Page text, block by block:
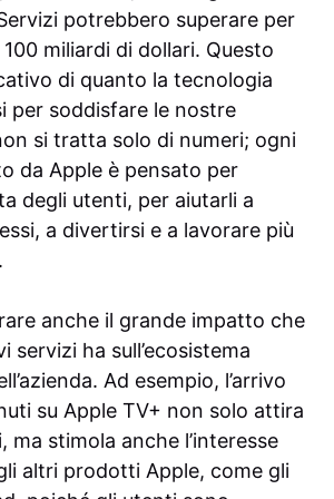
potrebbero superare per
miliardi di dollari. Questo
di quanto la tecnologia
per soddisfare le nostre
si tratta solo di numeri; ogni
da Apple è pensato per
degli utenti, per aiutarli a
a divertirsi e a lavorare più
anche il grande impatto che
servizi ha sull’ecosistema
Ad esempio, l’arrivo
su Apple TV+ non solo attira
ma stimola anche l’interesse
altri prodotti Apple, come gli